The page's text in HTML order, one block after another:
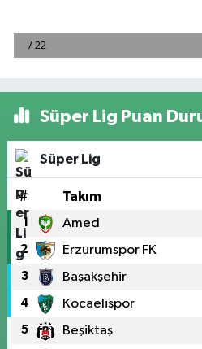
Süper Lig Puan
Süper Lig
# Takım
1 Amed
2 Erzurumspor FK
3 Başakşehir
4 Kocaelispor
5 Beşiktaş